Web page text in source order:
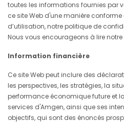
toutes les informations fournies par
ce site Web d'une manière
d’utilisation, notre politique de
Nous vous encourageons à lire
Information financière
Ce site Web peut inclure des
les perspectives, les stratégies, la
performance économique future et
services d'Amgen, ainsi que ses
objectifs, qui sont des énoncés